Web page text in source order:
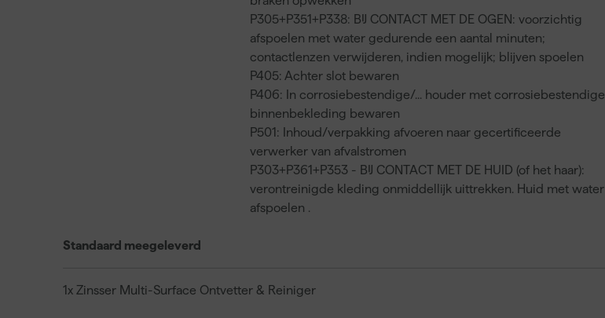
P305+P351+P338: BIJ CONTACT MET DE OGEN: voorzichtig
afspoelen met water gedurende een aantal minuten;
contactlenzen verwijderen, indien mogelijk; blijven spoelen
P405: Achter slot bewaren
P406: In corrosiebestendige/... houder met corrosiebestendige
binnenbekleding bewaren
P501: Inhoud/verpakking afvoeren naar gecertificeerde
verwerker van afvalstromen
P303+P361+P353 - BIJ CONTACT MET DE HUID (of het haar):
verontreinigde kleding onmiddellijk uittrekken. Huid met water
afspoelen .
Standaard meegeleverd
1x Zinsser Multi-Surface Ontvetter & Reiniger